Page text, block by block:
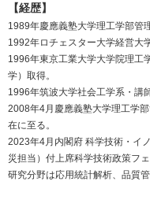
【経歴】
1989年慶應義塾大学理工学部管
1992年ロチェスター大学経営大
1996年東京工業大学大学院理工
学）取得。
1996年筑波大学社会工学系・講
2008年4月慶應義塾大学理工学
在に至る。
2023年4月内閣府 科学技術・イ
災担当）付上席科学技術政策フェ
研究分野は応用統計解析、品質